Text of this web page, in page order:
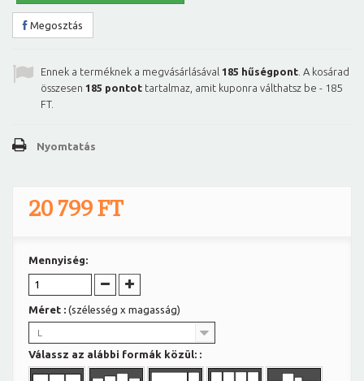
Megosztás
Ennek a terméknek a megvásárlásával 185 hűségpont . A kosárad
összesen 185 pontot tartalmaz, amit kuponra válthatsz be - 185
FT.
Nyomtatás
20 799 FT
Mennyiség:
Méret : (szélesség x magasság)
L
Válassz az alábbi formák közül: :